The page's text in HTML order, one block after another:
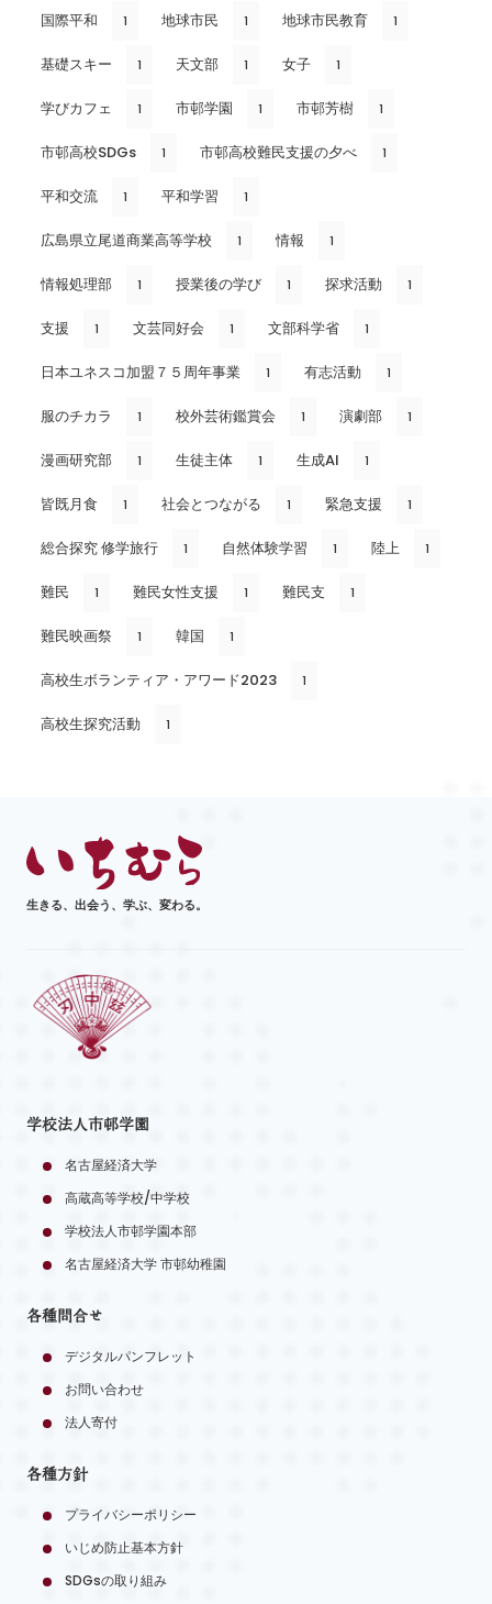
国際平和 1 地球市民 1 地球市民教育 1
基礎スキー 1 天文部 1 女子 1
学びカフェ 1 市邨学園 1 市邨芳樹 1
市邨高校SDGs 1 市邨高校難民支援の夕べ 1
平和交流 1 平和学習 1
広島県立尾道商業高等学校 1 情報 1
情報処理部 1 授業後の学び 1 探求活動 1
支援 1 文芸同好会 1 文部科学省 1
日本ユネスコ加盟７５周年事業 1 有志活動 1
服のチカラ 1 校外芸術鑑賞会 1 演劇部 1
漫画研究部 1 生徒主体 1 生成AI 1
皆既月食 1 社会とつながる 1 緊急支援 1
総合探究 修学旅行 1 自然体験学習 1 陸上 1
難民 1 難民女性支援 1 難民支 1
難民映画祭 1 韓国 1
高校生ボランティア・アワード2023 1
高校生探究活動 1
生きる、出会う、学ぶ、変わる。
学校法人市邨学園
名古屋経済大学
高蔵高等学校/中学校
学校法人市邨学園本部
名古屋経済大学 市邨幼稚園
各種問合せ
デジタルパンフレット
お問い合わせ
法人寄付
各種方針
プライバシーポリシー
いじめ防止基本方針
SDGsの取り組み